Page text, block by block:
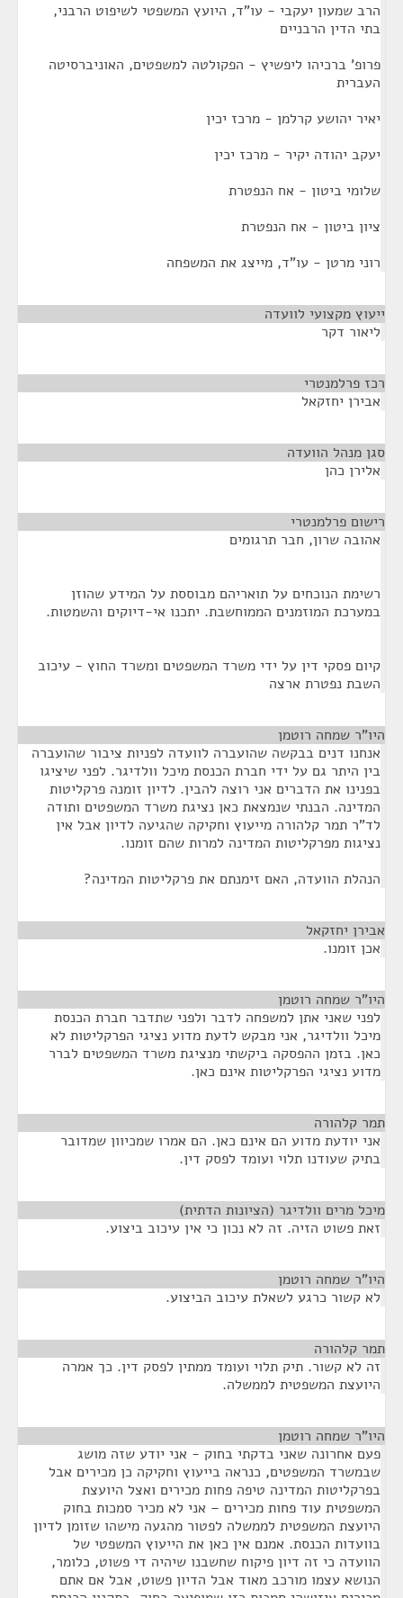
הרב שמעון יעקבי - עו"ד, היועץ המשפטי לשיפוט הרבני,
בתי הדין הרבניים
פרופ' ברכיהו ליפשיץ - הפקולטה למשפטים, האוניברסיטה
העברית
יאיר יהושע קרלמן - מרכז יכין
יעקב יהודה יקיר - מרכז יכין
שלומי ביטון - אח הנפטרת
ציון ביטון - אח הנפטרת
רוני מרטן - עו"ד, מייצג את המשפחה
ייעוץ מקצועי לוועדה
ליאור דקר
רכז פרלמנטרי
אבירן יחזקאל
סגן מנהל הוועדה
אלירן כהן
רישום פרלמנטרי
אהובה שרון, חבר תרגומים
רשימת הנוכחים על תואריהם מבוססת על המידע שהוזן
במערכת המוזמנים הממוחשבת. יתכנו אי-דיוקים והשמטות.
קיום פסקי דין על ידי משרד המשפטים ומשרד החוץ - עיכוב
השבת נפטרת ארצה
היו"ר שמחה רוטמן
אנחנו דנים בבקשה שהועברה לוועדה לפניות ציבור שהועברה
בין היתר גם על ידי חברת הכנסת מיכל וולדיגר. לפני שיציגו
בפנינו את הדברים אני רוצה להבין. לדיון זומנה פרקליטות
המדינה. הבנתי שנמצאת כאן נציגת משרד המשפטים ותודה
לד"ר תמר קלהורה מייעוץ וחקיקה שהגיעה לדיון אבל אין
נציגות מפרקליטות המדינה למרות שהם זומנו.
הנהלת הוועדה, האם זימנתם את פרקליטות המדינה?
אבירן יחזקאל
אכן זומנו.
היו"ר שמחה רוטמן
לפני שאני אתן למשפחה לדבר ולפני שתדבר חברת הכנסת
מיכל וולדיגר, אני מבקש לדעת מדוע נציגי הפרקליטות לא
כאן. בזמן ההפסקה ביקשתי מנציגת משרד המשפטים לברר
מדוע נציגי הפרקליטות אינם כאן.
תמר קלהורה
אני יודעת מדוע הם אינם כאן. הם אמרו שמכיוון שמדובר
בתיק שעודנו תלוי ועומד לפסק דין.
מיכל מרים וולדיגר (הציונות הדתית)
זאת פשוט הזיה. זה לא נכון כי אין עיכוב ביצוע.
היו"ר שמחה רוטמן
לא קשור כרגע לשאלת עיכוב הביצוע.
תמר קלהורה
זה לא קשור. תיק תלוי ועומד ממתין לפסק דין. כך אמרה
היועצת המשפטית לממשלה.
היו"ר שמחה רוטמן
פעם אחרונה שאני בדקתי בחוק - אני יודע שזה מושג
שבמשרד המשפטים, כנראה בייעוץ וחקיקה כן מכירים אבל
בפרקליטות המדינה טיפה פחות מכירים ואצל היועצת
המשפטית עוד פחות מכירים – אני לא מכיר סמכות בחוק
היועצת המשפטית לממשלה לפטור מהגעה מישהו שזומן לדיון
בוועדות הכנסת. אמנם אין כאן את הייעוץ המשפטי של
הוועדה כי זה דיון פיקוח שחשבנו שיהיה די פשוט, כלומר,
הנושא עצמו מורכב מאוד אבל הדיון פשוט, אבל אם אתם